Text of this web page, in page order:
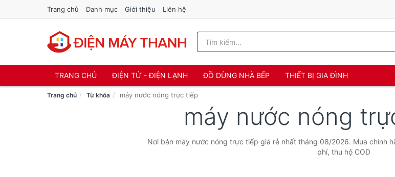
Trang chủ Danh mục Giới thiệu Liên hệ
TRANG CHỦ ĐIỆN TỬ - ĐIỆN LẠNH ĐỒ DÙNG NHÀ BẾP THIẾT BỊ GIA ĐÌNH
Trang chủ Từ khóa máy nước nóng trực tiếp
máy nước nóng
Nơi bán máy nước nóng trực tiếp giá rẻ nhất tháng 08/2026. Mua chính
phí, thu hộ COD